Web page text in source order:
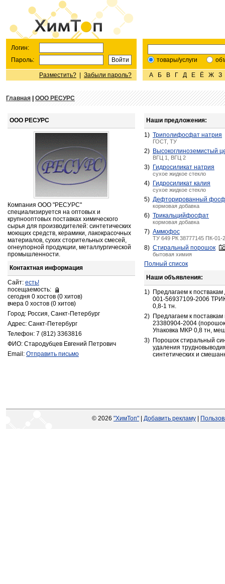
Логин:
Пароль:
Разместить? Забыли пароль?
товары/услуги
А Б В Г Д Е Ё Ж З
Главная ООО РЕСУРС
ООО РЕСУРС
Компания ООО "РЕСУРС"
специализируется на оптовых и
крупнооптовых поставках химического
сырья для производителей: синтетических
моющих средств, керамики, лакокрасочных
материалов, сухих сторительных смесей,
огнеупорной продукции, металлургической
промышленности.
Контактная информация
Сайт: есть!
посещаемость:
сегодня 0 хостов (0 хитов)
вчера 0 хостов (0 хитов)
Город: Россия, Санкт-Петербург
Адрес: Санкт-Петербург
Телефон: 7 (812) 3363816
ФИО: Стародубцев Евгений Петрович
Email: Отправить письмо
Наши предложения:
1) Триполифосфат натрия
ГОСТ, ТУ
2) Высокоглиноземистый
ВГЦ 1, ВГЦ 2
3) Гидросиликат натрия
сухое жидкое стекло
4) Гидросиликат калия
сухое жидкое стекло
5) Дефторированный
кормовая добавка
6) Трикальцийфосфат
кормовая добавка
7) Аммофос
ТУ 649 РК 38777145 ПК-01-
8) Стиральный порошок
бытовая химия
Полный список
Наши объявления:
1) Предлагаем к
001-56937109-2006
0,8-1 тн.
2) Предлагаем к
23380904-2004
Упаковка МКР 0,8 тн,
3) Порошок стиральный
удаления
синтетических и
© 2026 "ХимТоп" Добавить рекламу